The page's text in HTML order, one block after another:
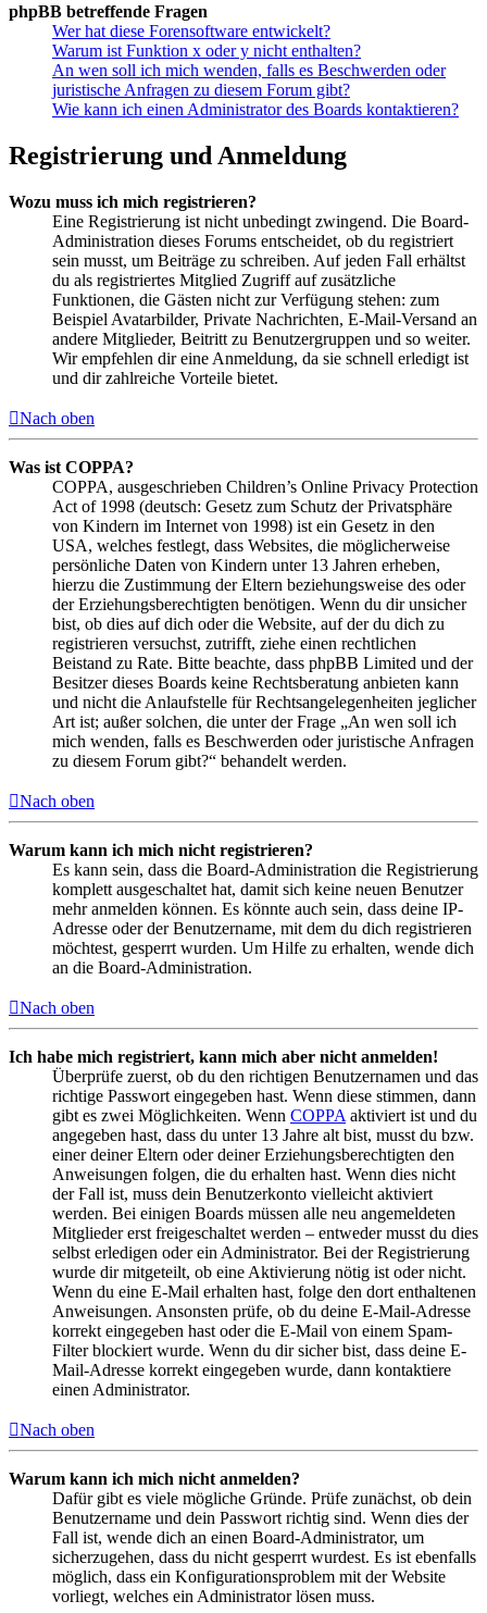
phpBB betreffende Fragen
Wer hat diese Forensoftware entwickelt?
Warum ist Funktion x oder y nicht enthalten?
An wen soll ich mich wenden, falls es Beschwerden oder
juristische Anfragen zu diesem Forum gibt?
Wie kann ich einen Administrator des Boards kontaktieren?
Registrierung und Anmeldung
Wozu muss ich mich registrieren?
Eine Registrierung ist nicht unbedingt zwingend. Die Board-
Administration dieses Forums entscheidet, ob du registriert
sein musst, um Beiträge zu schreiben. Auf jeden Fall erhältst
du als registriertes Mitglied Zugriff auf zusätzliche
Funktionen, die Gästen nicht zur Verfügung stehen: zum
Beispiel Avatarbilder, Private Nachrichten, E-Mail-Versand an
andere Mitglieder, Beitritt zu Benutzergruppen und so weiter.
Wir empfehlen dir eine Anmeldung, da sie schnell erledigt ist
und dir zahlreiche Vorteile bietet.
Nach oben
Was ist COPPA?
COPPA, ausgeschrieben Children’s Online Privacy Protection
Act of 1998 (deutsch: Gesetz zum Schutz der Privatsphäre
von Kindern im Internet von 1998) ist ein Gesetz in den
USA, welches festlegt, dass Websites, die möglicherweise
persönliche Daten von Kindern unter 13 Jahren erheben,
hierzu die Zustimmung der Eltern beziehungsweise des oder
der Erziehungsberechtigten benötigen. Wenn du dir unsicher
bist, ob dies auf dich oder die Website, auf der du dich zu
registrieren versuchst, zutrifft, ziehe einen rechtlichen
Beistand zu Rate. Bitte beachte, dass phpBB Limited und der
Besitzer dieses Boards keine Rechtsberatung anbieten kann
und nicht die Anlaufstelle für Rechtsangelegenheiten jeglicher
Art ist; außer solchen, die unter der Frage „An wen soll ich
mich wenden, falls es Beschwerden oder juristische Anfragen
zu diesem Forum gibt?“ behandelt werden.
Nach oben
Warum kann ich mich nicht registrieren?
Es kann sein, dass die Board-Administration die Registrierung
komplett ausgeschaltet hat, damit sich keine neuen Benutzer
mehr anmelden können. Es könnte auch sein, dass deine IP-
Adresse oder der Benutzername, mit dem du dich registrieren
möchtest, gesperrt wurden. Um Hilfe zu erhalten, wende dich
an die Board-Administration.
Nach oben
Ich habe mich registriert, kann mich aber nicht anmelden!
Überprüfe zuerst, ob du den richtigen Benutzernamen und das
richtige Passwort eingegeben hast. Wenn diese stimmen, dann
gibt es zwei Möglichkeiten. Wenn COPPA aktiviert ist und du
angegeben hast, dass du unter 13 Jahre alt bist, musst du bzw.
einer deiner Eltern oder deiner Erziehungsberechtigten den
Anweisungen folgen, die du erhalten hast. Wenn dies nicht
der Fall ist, muss dein Benutzerkonto vielleicht aktiviert
werden. Bei einigen Boards müssen alle neu angemeldeten
Mitglieder erst freigeschaltet werden – entweder musst du dies
selbst erledigen oder ein Administrator. Bei der Registrierung
wurde dir mitgeteilt, ob eine Aktivierung nötig ist oder nicht.
Wenn du eine E-Mail erhalten hast, folge den dort enthaltenen
Anweisungen. Ansonsten prüfe, ob du deine E-Mail-Adresse
korrekt eingegeben hast oder die E-Mail von einem Spam-
Filter blockiert wurde. Wenn du dir sicher bist, dass deine E-
Mail-Adresse korrekt eingegeben wurde, dann kontaktiere
einen Administrator.
Nach oben
Warum kann ich mich nicht anmelden?
Dafür gibt es viele mögliche Gründe. Prüfe zunächst, ob dein
Benutzername und dein Passwort richtig sind. Wenn dies der
Fall ist, wende dich an einen Board-Administrator, um
sicherzugehen, dass du nicht gesperrt wurdest. Es ist ebenfalls
möglich, dass ein Konfigurationsproblem mit der Website
vorliegt, welches ein Administrator lösen muss.